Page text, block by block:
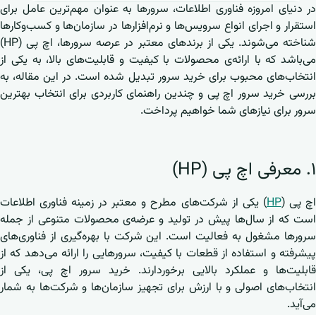
در دنیای امروزه فناوری اطلاعات، سرورها به عنوان مهم‌ترین عامل برای
استقرار و اجرای انواع سرویس‌ها و نرم‌افزارها در سازمان‌ها و کسب‌وکارها
شناخته می‌شوند. یکی از برندهای معتبر در عرصه سرورها، اچ پی (HP)
می‌باشد که با ارائه‌ی محصولات با کیفیت و قابلیت‌های بالا، به یکی از
انتخاب‌های محبوب برای خرید سرور تبدیل شده است. در این مقاله، به
بررسی خرید سرور اچ پی و چندین راهنمای کاربردی برای انتخاب بهترین
سرور برای نیازهای شما خواهیم پرداخت.
۱. معرفی اچ پی (HP)
اچ پی (HP) یکی از شرکت‌های مطرح و معتبر در زمینه فناوری اطلاعات
است که از سال‌ها پیش در تولید و عرضه‌ی محصولات متنوعی از جمله
سرورها مشغول به فعالیت است. این شرکت با بهره‌گیری از فناوری‌های
پیشرفته و استفاده از قطعات با کیفیت، سرورهایی را ارائه می‌دهد که از
قابلیت‌ها و عملکرد بالایی برخوردارند. خرید سرور اچ پی، یکی از
انتخاب‌های اصولی و با ارزش برای تجهیز سازمان‌ها و شرکت‌ها به شمار
می‌آید.